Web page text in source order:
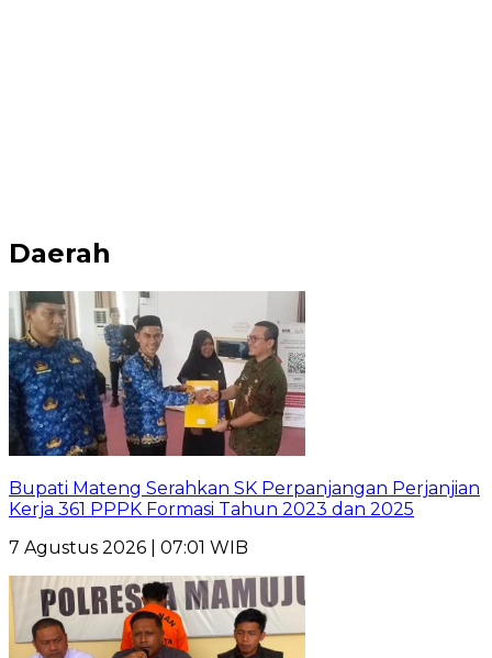
Daerah
Bupati Mateng Serahkan SK Perpanjangan Perjanjian
Kerja 361 PPPK Formasi Tahun 2023 dan 2025
7 Agustus 2026 | 07:01 WIB